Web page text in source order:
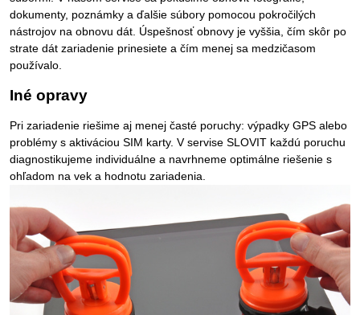
dokumenty, poznámky a ďalšie súbory pomocou pokročilých
nástrojov na obnovu dát. Úspešnosť obnovy je vyššia, čím skôr po
strate dát zariadenie prinesiete a čím menej sa medzičasom
používalo.
Iné opravy
Pri zariadenie riešime aj menej časté poruchy: výpadky GPS alebo
problémy s aktiváciou SIM karty. V servise SLOVIT každú poruchu
diagnostikujeme individuálne a navrhneme optimálne riešenie s
ohľadom na vek a hodnotu zariadenia.